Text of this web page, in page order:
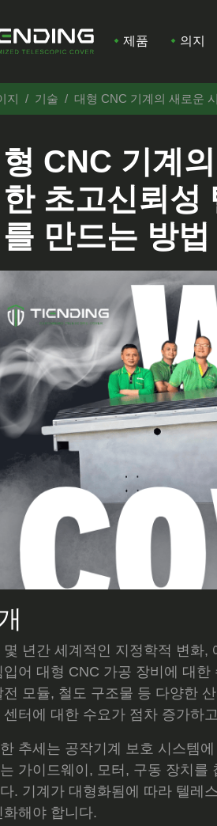
제품 의지
지 기술 대형 CNC 기계의 새로운
CNC 기계
초고신뢰성
만드는 방법
몇 년간 세계적인 지정학적 변화,
입어 대형 CNC 가공 장비에 대
전 모듈, 철도 구조물 등 다양한
센터에 대한 수요가 점차 증가하
추세는 공작기계 보호 시스템
가이드웨이, 모터, 구동 장치
. 기계가 대형화됨에 따라 텔레
화해야 합니다.